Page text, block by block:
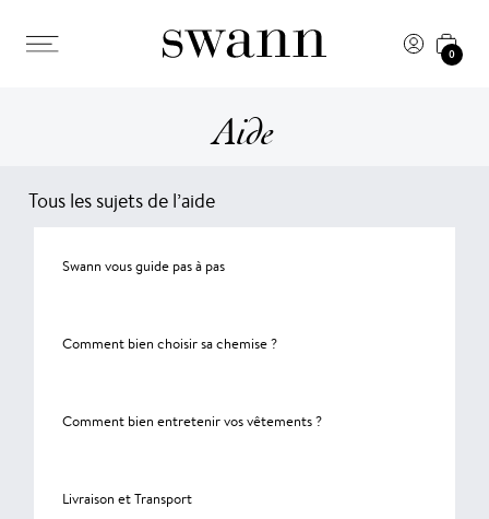
0
Aide
Tous les sujets de l’aide
Swann vous guide pas à pas
Comment bien choisir sa chemise ?
Comment bien entretenir vos vêtements ?
Livraison et Transport